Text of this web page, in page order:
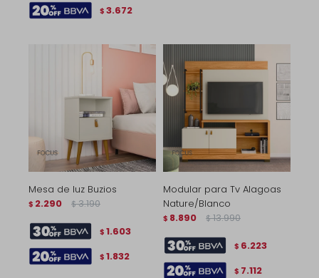
$ 3.672
Mesa de luz Buzios
$ 2.290 $ 3.190
$ 1.603
$ 1.832
Modular para Tv Alagoas
Nature/Blanco
$ 8.890 $ 13.990
$ 6.223
$ 7.112